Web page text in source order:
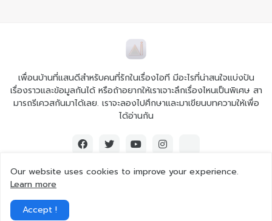
เพื่อนบ้านที่แสนดีสำหรับคนที่รักในเรื่องไอที มีอะไรที่น่าสนใจแบ่งปัน
เรื่องราวและข้อมูลกันได้ หรือถ้าอยากให้เราเจาะลึกเรื่องไหนเป็นพิเศษ สา
มารถรีเควสกันมาได้เลย. เราจะลองไปศึกษาและมาเขียนบทความให้เพื่อ
ได้อ่านกัน
Our website uses cookies to improve your experience.
Learn more
Accept !